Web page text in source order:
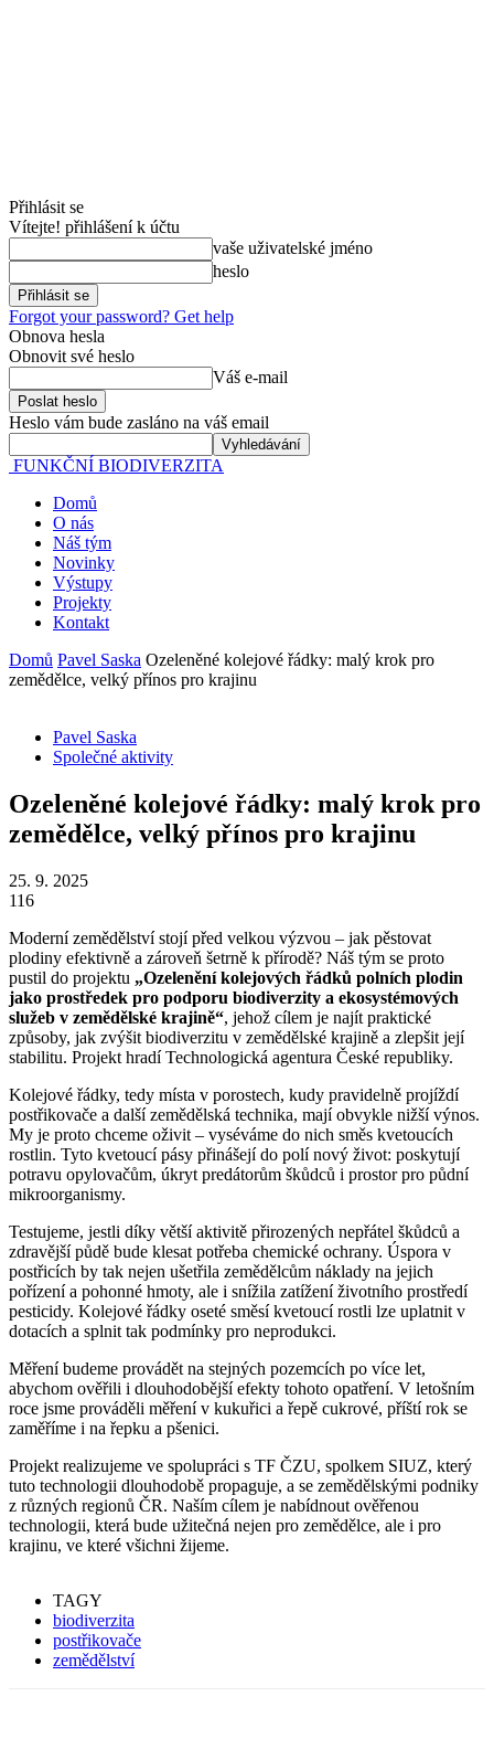
Přihlásit se
Vítejte! přihlášení k účtu
vaše uživatelské jméno
heslo
Forgot your password? Get help
Obnova hesla
Obnovit své heslo
Váš e-mail
Heslo vám bude zasláno na váš email
FUNKČNÍ BIODIVERZITA
Domů
O nás
Náš tým
Novinky
Výstupy
Projekty
Kontakt
Domů Pavel Saska Ozeleněné kolejové řádky: malý krok pro
zemědělce, velký přínos pro krajinu
Pavel Saska
Společné aktivity
Ozeleněné kolejové řádky: malý krok pro
zemědělce, velký přínos pro krajinu
25. 9. 2025
116
Moderní zemědělství stojí před velkou výzvou – jak pěstovat
plodiny efektivně a zároveň šetrně k přírodě? Náš tým se proto
pustil do projektu „Ozelenění kolejových řádků polních plodin
jako prostředek pro podporu biodiverzity a ekosystémových
služeb v zemědělské krajině“, jehož cílem je najít praktické
způsoby, jak zvýšit biodiverzitu v zemědělské krajině a zlepšit její
stabilitu. Projekt hradí Technologická agentura České republiky.
Kolejové řádky, tedy místa v porostech, kudy pravidelně projíždí
postřikovače a další zemědělská technika, mají obvykle nižší výnos.
My je proto chceme oživit – vyséváme do nich směs kvetoucích
rostlin. Tyto kvetoucí pásy přinášejí do polí nový život: poskytují
potravu opylovačům, úkryt predátorům škůdců i prostor pro půdní
mikroorganismy.
Testujeme, jestli díky větší aktivitě přirozených nepřátel škůdců a
zdravější půdě bude klesat potřeba chemické ochrany. Úspora v
postřicích by tak nejen ušetřila zemědělcům náklady na jejich
pořízení a pohonné hmoty, ale i snížila zatížení životního prostředí
pesticidy. Kolejové řádky oseté směsí kvetoucí rostli lze uplatnit v
dotacích a splnit tak podmínky pro neprodukci.
Měření budeme provádět na stejných pozemcích po více let,
abychom ověřili i dlouhodobější efekty tohoto opatření. V letošním
roce jsme prováděli měření v kukuřici a řepě cukrové, příští rok se
zaměříme i na řepku a pšenici.
Projekt realizujeme ve spolupráci s TF ČZU, spolkem SIUZ, který
tuto technologii dlouhodobě propaguje, a se zemědělskými podniky
z různých regionů ČR. Naším cílem je nabídnout ověřenou
technologii, která bude užitečná nejen pro zemědělce, ale i pro
krajinu, ve které všichni žijeme.
TAGY
biodiverzita
postřikovače
zemědělství